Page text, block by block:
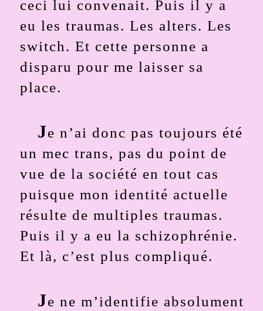
ceci lui convenait. Puis il y a
eu les traumas. Les alters. Les
switch. Et cette personne a
disparu pour me laisser sa
place.
Je n’ai donc pas toujours été
un mec trans, pas du point de
vue de la société en tout cas
puisque mon identité actuelle
résulte de multiples traumas.
Puis il y a eu la schizophrénie.
Et là, c’est plus compliqué.
Je ne m’identifie absolument